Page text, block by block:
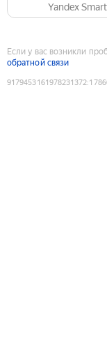
Yandex
Если у вас возникли
обратной связи
9179453161978231372: